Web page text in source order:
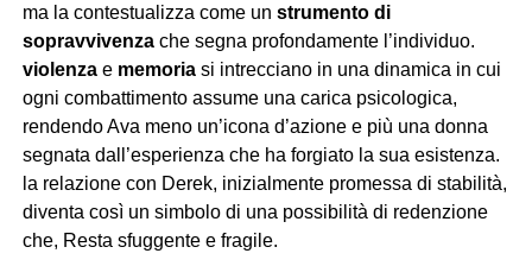
ma la contestualizza come un strumento di
sopravvivenzache segna profondamente l’individuo.
violenzae memoriasi intrecciano in una dinamica in cui
ogni combattimento assume una carica psicologica,
rendendo Ava meno un’icona d’azione e più una donna
segnata dall’esperienza che ha forgiato la sua esistenza.
la relazione con Derek, inizialmente promessa di stabilità,
diventa così un simbolo di una possibilità di redenzione
che, Resta sfuggente e fragile.